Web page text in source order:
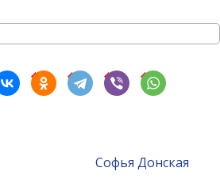
Софья Донская